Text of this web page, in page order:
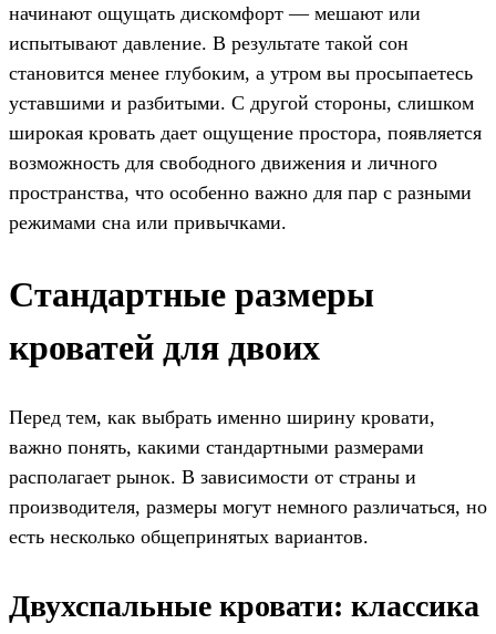
начинают ощущать дискомфорт — мешают или
испытывают давление. В результате такой сон
становится менее глубоким, а утром вы просыпаетесь
уставшими и разбитыми. С другой стороны, слишком
широкая кровать дает ощущение простора, появляется
возможность для свободного движения и личного
пространства, что особенно важно для пар с разными
режимами сна или привычками.
Стандартные размеры
кроватей для двоих
Перед тем, как выбрать именно ширину кровати,
важно понять, какими стандартными размерами
располагает рынок. В зависимости от страны и
производителя, размеры могут немного различаться, но
есть несколько общепринятых вариантов.
Двухспальные кровати: классика